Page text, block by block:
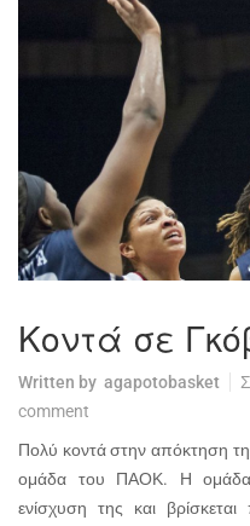
Κοντά σε
Written by agapotobasket
comment
Πολύ κοντά στην απόκτηση
ομάδα του ΠΑΟΚ. Η ομάδα
ενίσχυση της και